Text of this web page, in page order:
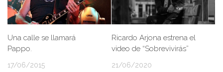
Una calle se llamará
Pappo.
17/06/2015
Ricardo Arjona estrena el
video de “Sobrevivirás”
21/06/2020